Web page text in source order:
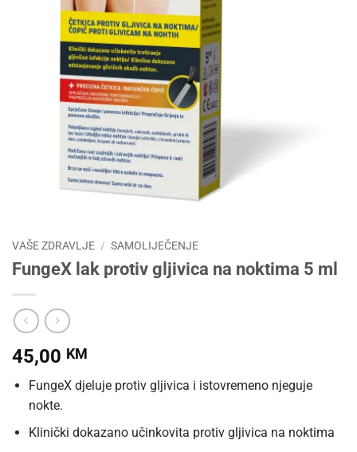
VAŠE ZDRAVLJE / SAMOLIJEČENJE
FungeX lak protiv gljivica na noktima 5 ml
45,00 KM
FungeX djeluje protiv gljivica i istovremeno njeguje
nokte.
Klinički dokazano učinkovita protiv gljivica na noktima